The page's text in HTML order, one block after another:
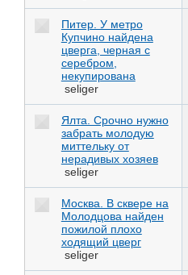
Питер. У метро
Купчино найдена
цверга, черная с
серебром,
некупирована
seliger
Ялта. Срочно нужно
забрать молодую
миттельку от
нерадивых хозяев
seliger
Москва. В сквере на
Молодцова найден
пожилой плохо
ходящий цверг
seliger